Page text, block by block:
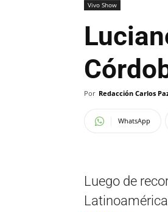
Vivo Show
Por Redacción Carlos
WhatsApp
Luego de